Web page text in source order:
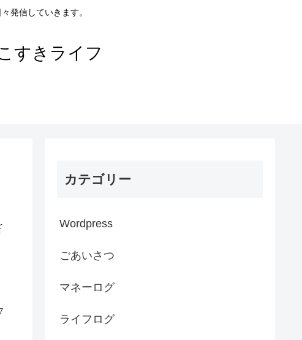
発信していきます。
すきライフ
カテゴリー
Wordpress
ごあいさつ
マネーログ
ライフログ